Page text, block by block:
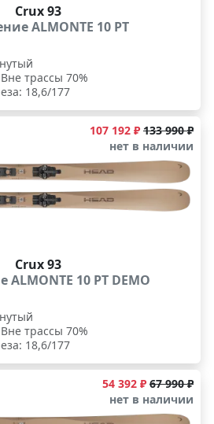
Crux 93
ALMONTE 10 PT
трассы 70%
18,6/177
107 192 ₽ 133 990 ₽
нет в наличии
Crux 93
ALMONTE 10 PT DEMO
трассы 70%
18,6/177
54 392 ₽ 67 990 ₽
нет в наличии